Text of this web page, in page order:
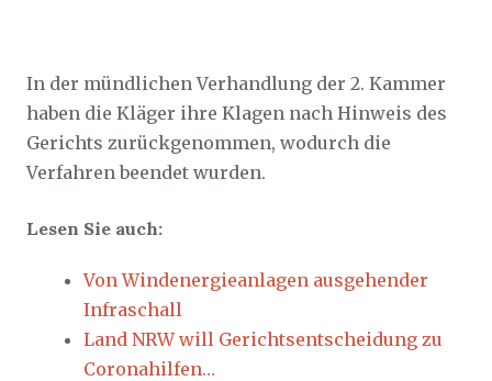
In der mündlichen Verhandlung der 2. Kammer
haben die Kläger ihre Klagen nach Hinweis des
Gerichts zurückgenommen, wodurch die
Verfahren beendet wurden.
Lesen Sie auch:
Von Windenergieanlagen ausgehender
Infraschall
Land NRW will Gerichtsentscheidung zu
Coronahilfen…